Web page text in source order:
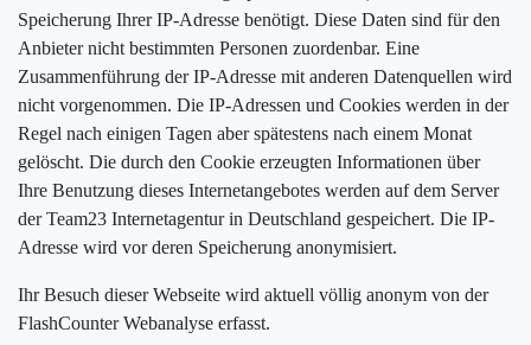
Speicherung Ihrer IP-Adresse benötigt. Diese Daten sind für den
Anbieter nicht bestimmten Personen zuordenbar. Eine
Zusammenführung der IP-Adresse mit anderen Datenquellen wird
nicht vorgenommen. Die IP-Adressen und Cookies werden in der
Regel nach einigen Tagen aber spätestens nach einem Monat
gelöscht. Die durch den Cookie erzeugten Informationen über
Ihre Benutzung dieses Internetangebotes werden auf dem Server
der Team23 Internetagentur in Deutschland gespeichert. Die IP-
Adresse wird vor deren Speicherung anonymisiert.
Ihr Besuch dieser Webseite wird aktuell völlig anonym von der
FlashCounter Webanalyse erfasst.